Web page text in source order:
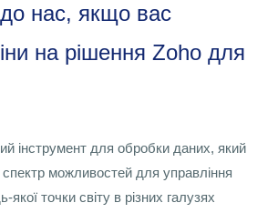
до нас, якщо вас
на рішення Zoho для
інструмент для обробки даних, який
можливостей для управління
точки світу в різних галузях